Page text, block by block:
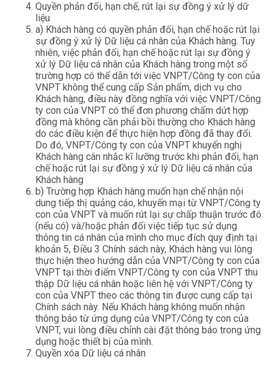
Quyền phản đối, hạn chế, rút lại sự đồng ý xử lý dữ
liệu
a) Khách hàng có quyền phản đối, hạn chế hoặc rút lại
sự đồng ý xử lý Dữ liệu cá nhân của Khách hàng. Tuy
nhiên, việc phản đối, hạn chế hoặc rút lại sự đồng ý
xử lý Dữ liệu cá nhân của Khách hàng trong một số
trường hợp có thể dẫn tới việc VNPT/Công ty con của
VNPT không thể cung cấp Sản phẩm, dịch vụ cho
Khách hàng, điều này đồng nghĩa với việc VNPT/Công
ty con của VNPT có thể đơn phương chấm dứt hợp
đồng mà không cần phải bồi thường cho Khách hàng
do các điều kiện để thực hiện hợp đồng đã thay đổi.
Do đó, VNPT/Công ty con của VNPT khuyến nghị
Khách hàng cân nhắc kĩ lưỡng trước khi phản đối, hạn
chế hoặc rút lại sự đồng ý xử lý Dữ liệu cá nhân của
Khách hàng
b) Trường hợp Khách hàng muốn hạn chế nhận nội
dung tiếp thị quảng cáo, khuyến mại từ VNPT/Công ty
con của VNPT và muốn rút lại sự chấp thuận trước đó
(nếu có) và/hoặc phản đối việc tiếp tục sử dụng
thông tin cá nhân của mình cho mục đích quy định tại
khoản 5, Điều 3 Chính sách này, Khách hàng vui lòng
thực hiện theo hướng dẫn của VNPT/Công ty con của
VNPT tại thời điểm VNPT/Công ty con của VNPT thu
thập Dữ liệu cá nhân hoặc liên hệ với VNPT/Công ty
con của VNPT theo các thông tin được cung cấp tại
Chính sách này. Nếu Khách hàng không muốn nhận
thông báo từ ứng dụng của VNPT/Công ty con của
VNPT, vui lòng điều chỉnh cài đặt thông báo trong ứng
dụng hoặc thiết bị của mình.
Quyền xóa Dữ liệu cá nhân